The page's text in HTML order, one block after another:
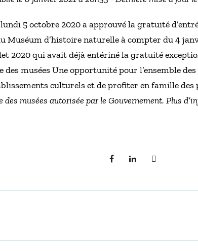
5 octobre 2020 a approuvé la gratuité
Muséum d’histoire naturelle à compter du 4
2020 qui avait déjà entériné la gratuité
des musées Une opportunité pour l’ensemble
culturels et de profiter en famille des
des musées autorisée par le Gouvernement. Plus